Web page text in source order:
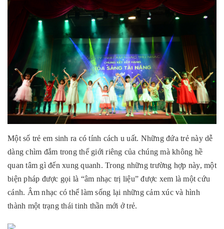
Một số trẻ em sinh ra có tính cách u uất. Những đứa trẻ này dễ
dàng chìm đắm trong thế giới riêng của chúng mà không hề
quan tâm gì đến xung quanh. Trong những trường hợp này, một
biện pháp được gọi là “âm nhạc trị liệu” được xem là một cứu
cánh. Âm nhạc có thể làm sống lại những cảm xúc và hình
thành một trạng thái tinh thần mới ở trẻ.